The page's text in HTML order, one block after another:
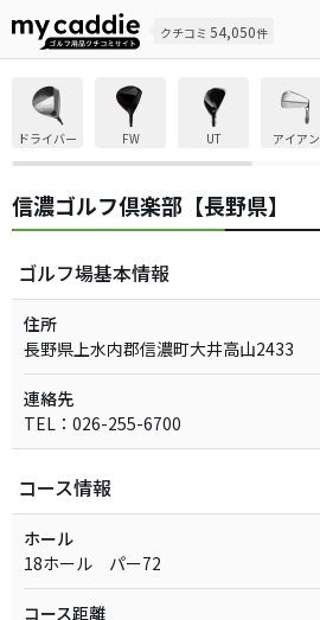
クチコミ 54,050件
ドライバー FW UT アイアン
信濃ゴルフ倶楽部【長野県】
ゴルフ場基本情報
住所
長野県上水内郡信濃町大井高山2433
連絡先
TEL：026-255-6700
コース情報
ホール
18ホール パー72
コース距離